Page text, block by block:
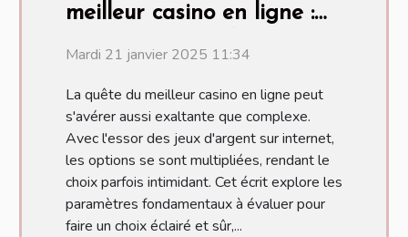
meilleur casino en ligne :
Mardi 21 janvier 2025 11:34
La quête du meilleur casino en ligne peut
s'avérer aussi exaltante que complexe.
Avec l'essor des jeux d'argent sur internet,
les options se sont multipliées, rendant le
choix parfois intimidant. Cet écrit explore les
paramètres fondamentaux à évaluer pour
faire un choix éclairé et sûr,...